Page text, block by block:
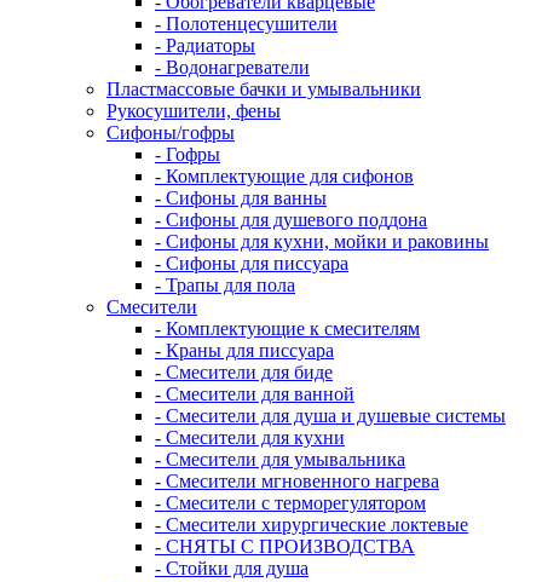
- Полотенцесушители
- Радиаторы
- Водонагреватели
Пластмассовые бачки и умывальники
Рукосушители, фены
Сифоны/гофры
- Гофры
- Комплектующие для сифонов
- Сифоны для ванны
- Сифоны для душевого поддона
- Сифоны для кухни, мойки и раковины
- Сифоны для писсуара
- Трапы для пола
Смесители
- Комплектующие к смесителям
- Краны для писсуара
- Смесители для биде
- Смесители для ванной
- Смесители для душа и душевые системы
- Смесители для кухни
- Смесители для умывальника
- Смесители мгновенного нагрева
- Смесители с терморегулятором
- Смесители хирургические локтевые
- СНЯТЫ С ПРОИЗВОДСТВА
- Стойки для душа